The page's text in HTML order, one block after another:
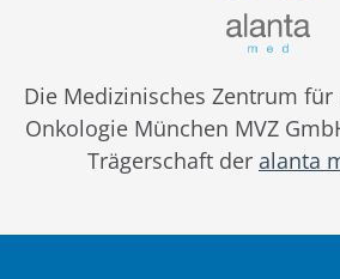
Die Medizinisches Zentrum
Onkologie München MVZ
Trägerschaft der alanta